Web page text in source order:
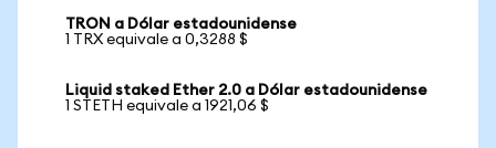
TRON a Dólar estadounidense
1 TRX equivale a 0,3288 $
Liquid staked Ether 2.0 a Dólar estadounidense
1 STETH equivale a 1921,06 $